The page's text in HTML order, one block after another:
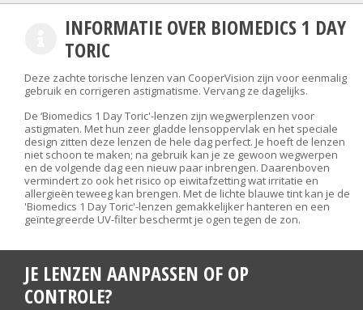
INFORMATIE OVER BIOMEDICS 1 DAY
TORIC
Deze zachte torische lenzen van CooperVision zijn voor eenmalig
gebruik en corrigeren astigmatisme. Vervang ze dagelijks.
De ‘Biomedics 1 Day Toric'-lenzen zijn wegwerplenzen voor
astigmaten. Met hun zeer gladde lensoppervlak en het speciale
design zitten deze lenzen de hele dag perfect. Je hoeft de lenzen
niet schoon te maken; na gebruik kan je ze gewoon wegwerpen
en de volgende dag een nieuw paar inbrengen. Daarenboven
vermindert zo ook het risico op eiwitafzetting wat irritatie en
allergieën teweeg kan brengen. Met de lichte blauwe tint kan je de
'Biomedics 1 Day Toric'-lenzen gemakkelijker hanteren en een
geïntegreerde UV-filter beschermt je ogen tegen de zon.
JE LENZEN AANPASSEN OF OP
CONTROLE?